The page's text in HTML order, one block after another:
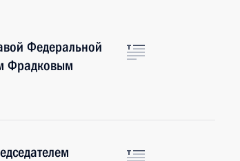
Федеральной
Фрадковым